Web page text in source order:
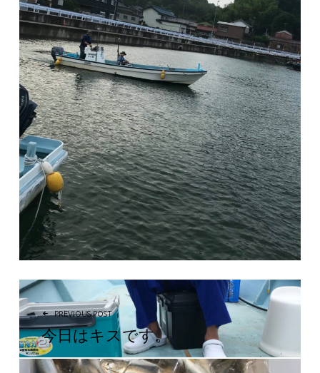
投稿ナビゲーション
PREVIOUS POST
今日はキスです。